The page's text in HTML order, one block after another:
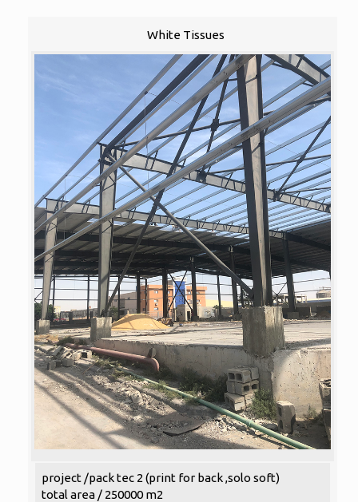
White Tissues
project /pack tec 2 (print for back ,solo soft)
total area / 250000 m2